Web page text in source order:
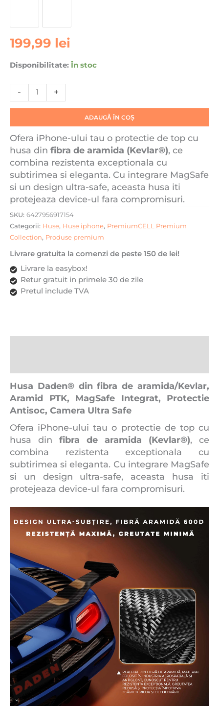
199,99 lei
Disponibilitate: În stoc
-
fibra
aramida/Kevlar,
PTK,
MagSafe
Protectie
Antisoc,
Camera
Ultra
Safe,
Stripe
Black,
Negru/Alb
+
ADAUGĂ ÎN COȘ
Ofera iPhone-ului tau o protectie de top cu
husa din fibra de aramida (Kevlar®), ce
combina rezistenta exceptionala cu
subtirimea si eleganta. Cu integrare MagSafe
si un design ultra-safe, aceasta husa iti
protejeaza device-ul fara compromisuri.
SKU: 6427956917154
Categorii: Huse, Huse iphone, PremiumCELL Premium
Collection, Produse premium
Livrare gratuita la comenzi de peste 150 de lei!
Livrare la easybox!
Retur gratuit in primele 30 de zile
Pretul include TVA
Husa Daden® din fibra de aramida/Kevlar,
Aramid PTK, MagSafe Integrat, Protectie
Antisoc, Camera Ultra Safe
Ofera iPhone-ului tau o protectie de top cu
husa din fibra de aramida (Kevlar®), ce
combina rezistenta exceptionala cu
subtirimea si eleganta. Cu integrare MagSafe
si un design ultra-safe, aceasta husa iti
protejeaza device-ul fara compromisuri.